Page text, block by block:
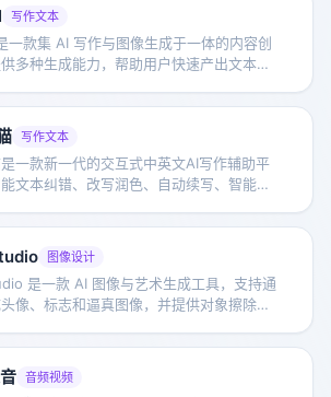
写作文本
一款集 AI 写作与图像生成于一体的内容创
多种生成能力，帮助用户快速产出文本和
写作文本
一款新一代的交互式中英文AI写作辅助平
文本纠错、改写润色、自动续写、智能配
拥有网页版、Chrome扩展、小程序、
多种版本。
图像设计
是一款 AI 图像与艺术生成工具，支持通
像、标志和逼真图像，并提供对象擦除、
音频视频